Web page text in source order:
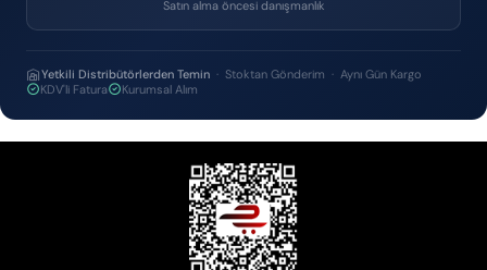
Satın alma öncesi danışmanlık
Yetkili Distribütörlerden Temin · Stoktan Gönderim · Aynı Gün Kargo
KDV'li Fatura
Kurumsal Alım